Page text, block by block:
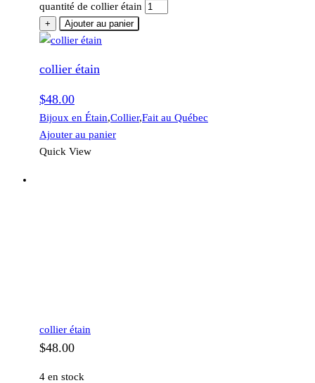
quantité de collier étain
+ Ajouter au panier
collier étain
$48.00
Bijoux en Étain,Collier,Fait au Québec
Ajouter au panier
Quick View
collier étain
$48.00
4 en stock